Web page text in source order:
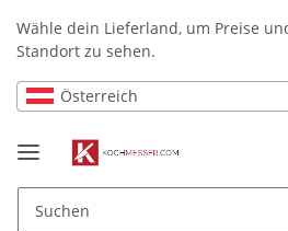
Wähle dein Lieferland, um Preise
Standort zu sehen.
Österreich